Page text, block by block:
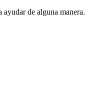
ayudar de alguna manera.